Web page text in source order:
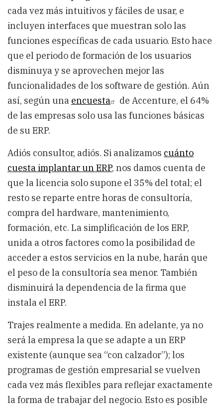
cada vez más intuitivos y fáciles de usar, e
incluyen interfaces que muestran solo las
funciones específicas de cada usuario. Esto hace
que el periodo de formación de los usuarios
disminuya y se aprovechen mejor las
funcionalidades de los software de gestión. Aún
así, según una encuesta
de Accenture, el 64%
de las empresas solo usa las funciones básicas
de su ERP.
Adiós consultor, adiós. Si analizamos cuánto
cuesta implantar un ERP, nos damos cuenta de
que la licencia solo supone el 35% del total; el
resto se reparte entre horas de consultoría,
compra del hardware, mantenimiento,
formación, etc. La simplificación de los ERP,
unida a otros factores como la posibilidad de
acceder a estos servicios en la nube, harán que
el peso de la consultoría sea menor. También
disminuirá la dependencia de la firma que
instala el ERP.
Trajes realmente a medida. En adelante, ya no
será la empresa la que se adapte a un ERP
existente (aunque sea “con calzador”); los
programas de gestión empresarial se vuelven
cada vez más flexibles para reflejar exactamente
la forma de trabajar del negocio. Esto es posible